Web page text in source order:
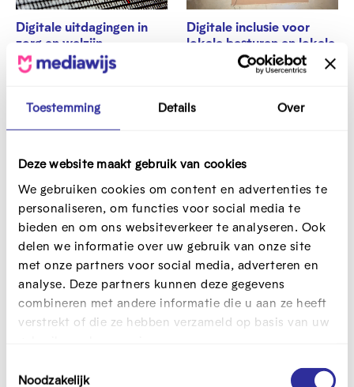
Toestemming Details Over
Deze website maakt gebruik van cookies
We gebruiken cookies om content en advertenties te
personaliseren, om functies voor social media te
bieden en om ons websiteverkeer te analyseren. Ook
delen we informatie over uw gebruik van onze site
met onze partners voor social media, adverteren en
analyse. Deze partners kunnen deze gegevens
combineren met andere informatie die u aan ze heeft
verstrekt of die ze hebben verzameld op basis van uw
Noodzakelijk
Digitale uitdagingen in
zorg en welzijn
Zorg en welzijn
gezondheidsapps, artificiële
meer digitale tools en
Ontdek waarom het
belangrijk is om je
medewerkers daarin te
ondersteunen en hoe je dat
als organisatie aanpakt.Lees
meer.
Digitale inclusie voor
lokale besturen en lokale
organisaties
mee te krijgen in een digitale
samenleving. Ontdek
inzichten, tools en inspiratie
om lokaal met digitale inclusie
aan de slag te gaan.
Lees
meer.